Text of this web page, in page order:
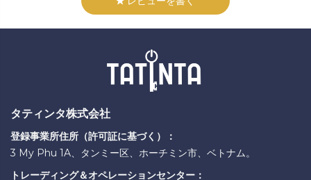
タティンタ株式会社
登録事業所住所（許可証に基づく）：
3 My Phu 1A、タンミー区、ホーチミン市、ベトナム。
トレーディング＆オペレーションセンター：